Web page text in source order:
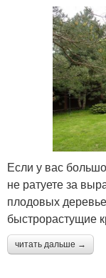
Если у вас
не ратуете за
плодовых
быстрорастущие
читать дальше →